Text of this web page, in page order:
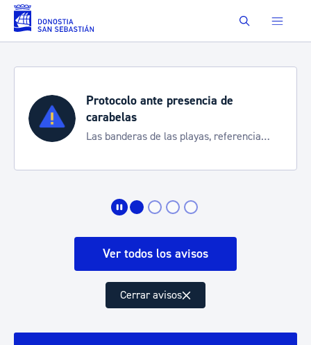
Saltar al contenido principal Buscar
Semana Grande 2026
Cortes de tráfico y servicios
de transporte
Ver todos los avisos
Cerrar avisos